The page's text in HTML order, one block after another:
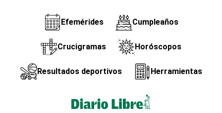
Efemérides Cumpleaños
Crucigramas Horóscopos
Resultados deportivos Herramientas